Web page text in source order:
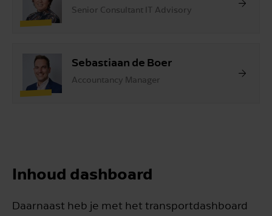
Senior Consultant IT Advisory
Sebastiaan de Boer
Accountancy Manager
Inhoud dashboard
Daarnaast heb je met het transportdashboard